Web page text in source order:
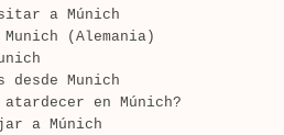
Dominicana
a Múnich
(Alemania)
desde Munich
atardecer en Múnich?
a Múnich